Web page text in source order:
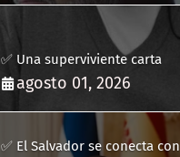
✅ Una superviviente carta
agosto 01, 2026
✅ El Salvador se conecta con